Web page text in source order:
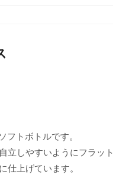
トボトルです。
しやすいようにフラッ
仕上げています。